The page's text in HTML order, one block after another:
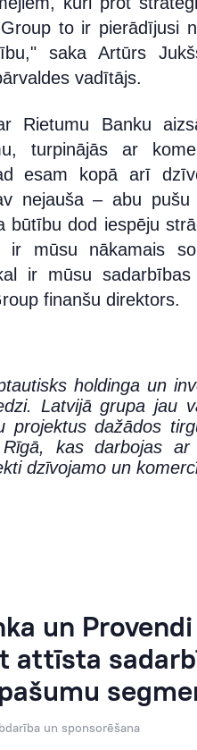
to ir pierādījusi
saka Artūrs
vadītājs.
Rietumu Banku
turpinājās ar
esam kopā arī
nejauša – abu pušu
būtību dod iespēju
ir mūsu nākamais
ir mūsu
finanšu direktors.
holdinga un
Latvijā grupa jau
projektus dažādos
Rīgā, kas darbojas
dzīvojamo un
un
attīsta
un sponsorēšana